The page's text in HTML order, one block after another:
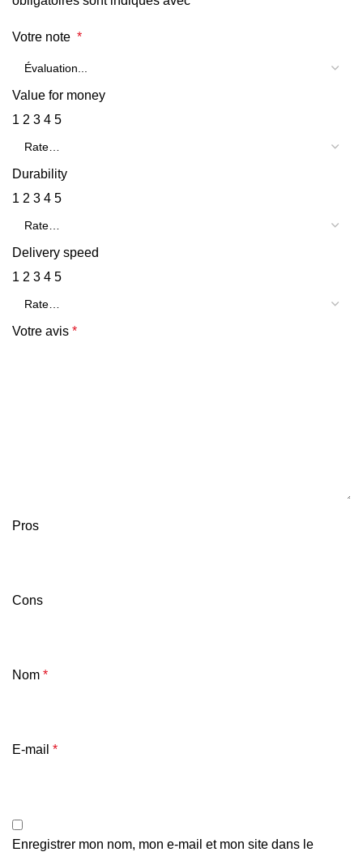
Votre note *
Value for money
1 2 3 4 5
Durability
1 2 3 4 5
Delivery speed
1 2 3 4 5
Votre avis *
Pros
Cons
Nom *
E-mail *
Enregistrer mon nom, mon e-mail et mon site dans le